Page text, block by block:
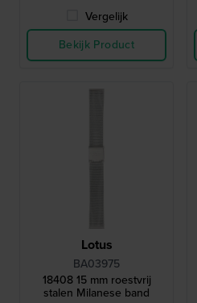
Vergelijk
Bekijk Product
Lotus
BA03975
18408 15 mm roestvrij
stalen Milanese band